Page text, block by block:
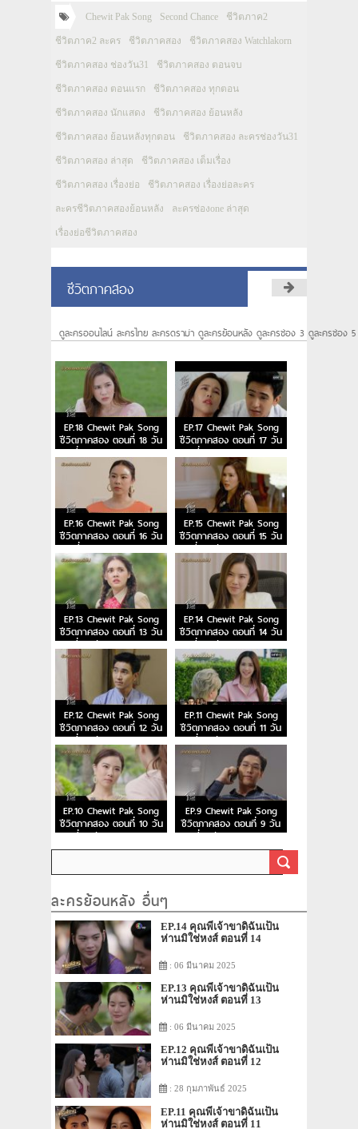
Chewit Pak Song Second Chance ชีวิตภาค2
ชีวิตภาค2 ละคร ชีวิตภาคสอง ชีวิตภาคสอง Watchlakorn
ชีวิตภาคสอง ช่องวัน31 ชีวิตภาคสอง ตอนจบ
ชีวิตภาคสอง ตอนแรก ชีวิตภาคสอง ทุกตอน
ชีวิตภาคสอง นักแสดง ชีวิตภาคสอง ย้อนหลัง
ชีวิตภาคสอง ย้อนหลังทุกตอน ชีวิตภาคสอง ละครช่องวัน31
ชีวิตภาคสอง ล่าสุด ชีวิตภาคสอง เต็มเรื่อง
ชีวิตภาคสอง เรื่องย่อ ชีวิตภาคสอง เรื่องย่อละคร
ละครชีวิตภาคสองย้อนหลัง ละครช่องone ล่าสุด
เรื่องย่อชีวิตภาคสอง
ชีวิตภาคสอง
ดูละครออนไลน์ ละครไทย ละครดราม่า ดูละครย้อนหลัง ดูละครช่อง 3 ดูละครช่อง
EP.18 Chewit Pak Song
ชีวิตภาคสอง ตอนที่ 18 วัน
ที่ 15 มกราคม 2567
EP.17 Chewit Pak Song
ชีวิตภาคสอง ตอนที่ 17 วัน
ที่ 9 มกราคม 2567
EP.16 Chewit Pak Song
ชีวิตภาคสอง ตอนที่ 16 วัน
ที่ 8 มกราคม 2567
EP.15 Chewit Pak Song
ชีวิตภาคสอง ตอนที่ 15 วัน
ที่ 26 ธันวาคม 2566
EP.13 Chewit Pak Song
ชีวิตภาคสอง ตอนที่ 13 วัน
ที่ 19 ธันวาคม 2566
EP.14 Chewit Pak Song
ชีวิตภาคสอง ตอนที่ 14 วัน
ที่ 25 ธันวาคม 2566
EP.12 Chewit Pak Song
ชีวิตภาคสอง ตอนที่ 12 วัน
ที่ 18 ธันวาคม 2566
EP.11 Chewit Pak Song
ชีวิตภาคสอง ตอนที่ 11 วัน
ที่ 12 ธันวาคม 2566
EP.10 Chewit Pak Song
ชีวิตภาคสอง ตอนที่ 10 วัน
ที่ 11 ธันวาคม 2566
EP.9 Chewit Pak Song
ชีวิตภาคสอง ตอนที่ 9 วัน
ที่ 5 ธันวาคม 2566
ละครย้อนหลัง อื่นๆ
EP.14 คุณพี่เจ้าขาดิฉันเป็น
ห่านมิใช่หงส์ ตอนที่ 14
: 06 มีนาคม 2025
EP.13 คุณพี่เจ้าขาดิฉันเป็น
ห่านมิใช่หงส์ ตอนที่ 13
: 06 มีนาคม 2025
EP.12 คุณพี่เจ้าขาดิฉันเป็น
ห่านมิใช่หงส์ ตอนที่ 12
: 28 กุมภาพันธ์ 2025
EP.11 คุณพี่เจ้าขาดิฉันเป็น
ห่านมิใช่หงส์ ตอนที่ 11